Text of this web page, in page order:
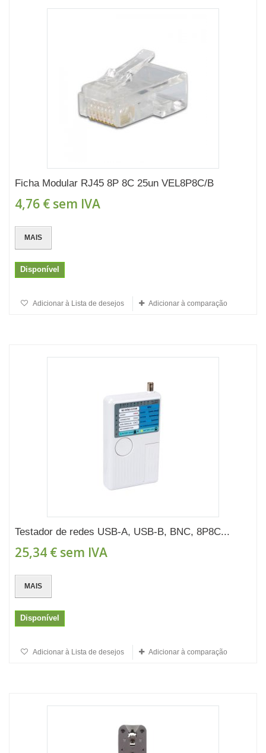
Ficha Modular RJ45 8P 8C 25un VEL8P8C/B
4,76 € sem IVA
MAIS
Disponível
Adicionar à Lista de desejos Adicionar à comparação
Testador de redes USB-A, USB-B, BNC, 8P8C...
25,34 € sem IVA
MAIS
Disponível
Adicionar à Lista de desejos Adicionar à comparação